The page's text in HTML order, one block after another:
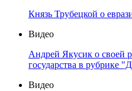
Князь Трубецкой о
Видео
Андрей Якусик о своей
государства в рубрике
Видео